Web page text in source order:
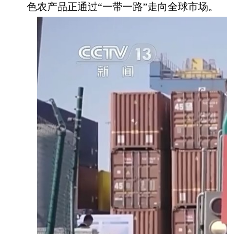
色农产品正通过“一带一路”走向全球市场。